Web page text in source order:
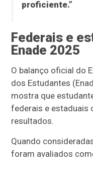
proficiente.”
Federais e
Enade 2025
O balanço oficial do
dos Estudantes
mostra que
federais e estaduais
resultados.
Quando
foram avaliados